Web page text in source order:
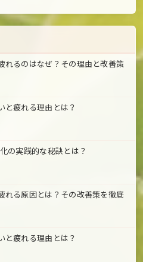
れるのはなぜ？その理由と改善策
と疲れる理由とは？
の実践的な秘訣とは？
れる原因とは？その改善策を徹底
と疲れる理由とは？